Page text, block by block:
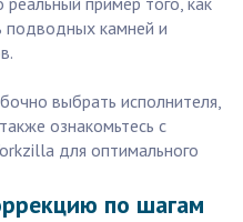
подводных камней и
выбрать исполнителя,
ознакомьтесь с
для оптимального
по шагам